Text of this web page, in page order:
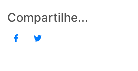
Compartilhe...